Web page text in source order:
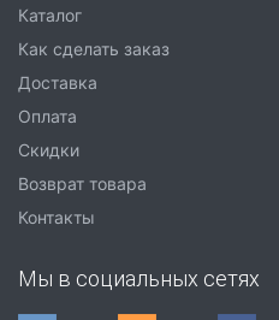
Каталог
Как сделать заказ
Доставка
Оплата
Скидки
Возврат товара
Контакты
Мы в социальных сетях